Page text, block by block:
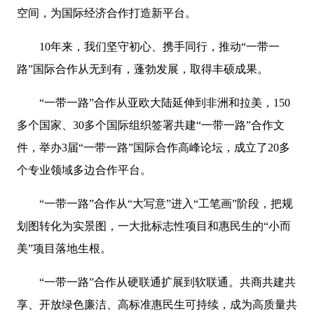
空间，为国际经济合作打造新平台。
10年来，我们坚守初心、携手同行，推动“一带一
路”国际合作从无到有，蓬勃发展，取得丰硕成果。
“一带一路”合作从亚欧大陆延伸到非洲和拉美，150
多个国家、30多个国际组织签署共建“一带一路”合作文
件，举办3届“一带一路”国际合作高峰论坛，成立了20多
个专业领域多边合作平台。
“一带一路”合作从“大写意”进入“工笔画”阶段，把规
划图转化为实景图，一大批标志性项目和惠民生的“小而
美”项目落地生根。
“一带一路”合作从硬联通扩展到软联通。共商共建共
享、开放绿色廉洁、高标准惠民生可持续，成为高质量共